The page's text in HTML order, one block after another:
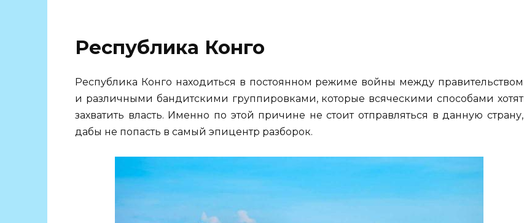
Республика Конго
Республика Конго находиться в постоянном режиме войны между правительством
и различными бандитскими группировками, которые всяческими способами хотят
захватить власть. Именно по этой причине не стоит отправляться в данную страну,
дабы не попасть в самый эпицентр разборок.